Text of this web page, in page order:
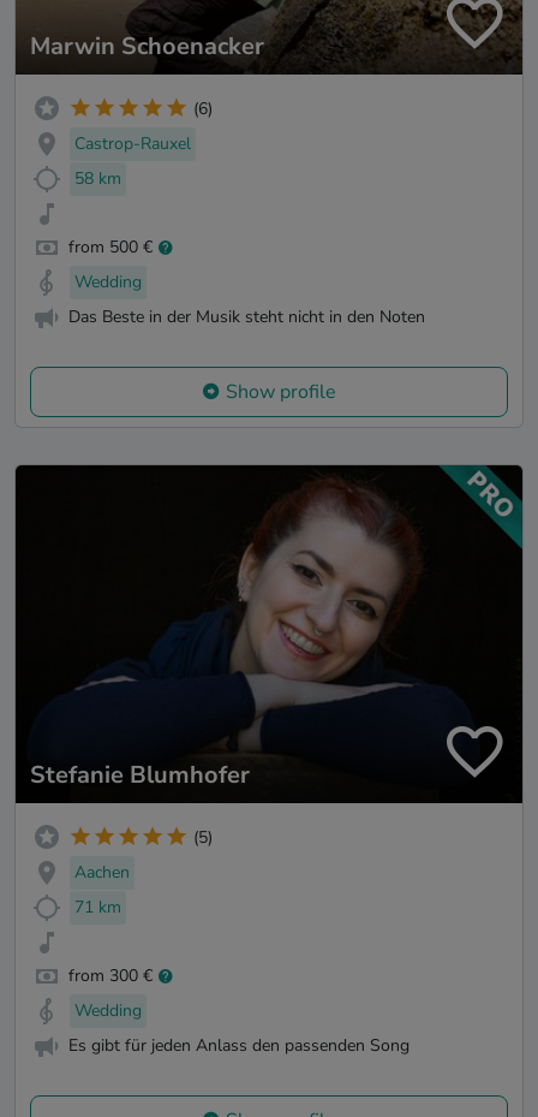
Marwin Schoenacker
(6)
Castrop-Rauxel
58 km
from 500 €
Wedding
Das Beste in der Musik steht nicht in den Noten
Show profile
Stefanie Blumhofer
(5)
Aachen
71 km
from 300 €
Wedding
Es gibt für jeden Anlass den passenden Song